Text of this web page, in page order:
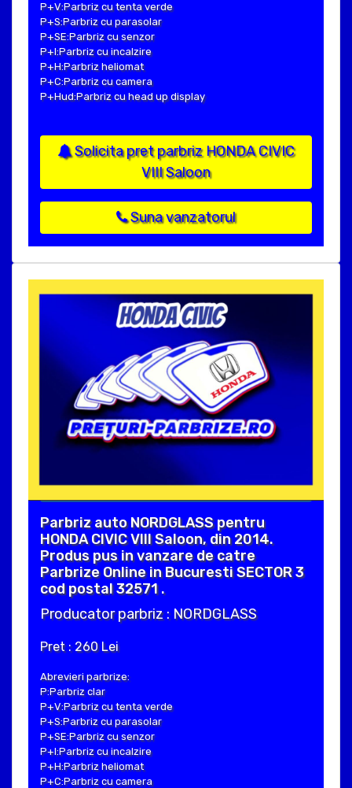
P+V:Parbriz cu tenta verde
P+S:Parbriz cu parasolar
P+SE:Parbriz cu senzor
P+I:Parbriz cu incalzire
P+H:Parbriz heliomat
P+C:Parbriz cu camera
P+Hud:Parbriz cu head up display
Solicita pret parbriz HONDA CIVIC
VIII Saloon
Suna vanzatorul
Parbriz auto NORDGLASS pentru
HONDA CIVIC VIII Saloon, din 2014.
Produs pus in vanzare de catre
Parbrize Online in Bucuresti SECTOR 3
cod postal 32571 .
Producator parbriz : NORDGLASS
Pret : 260 Lei
Abrevieri parbrize:
P:Parbriz clar
P+V:Parbriz cu tenta verde
P+S:Parbriz cu parasolar
P+SE:Parbriz cu senzor
P+I:Parbriz cu incalzire
P+H:Parbriz heliomat
P+C:Parbriz cu camera